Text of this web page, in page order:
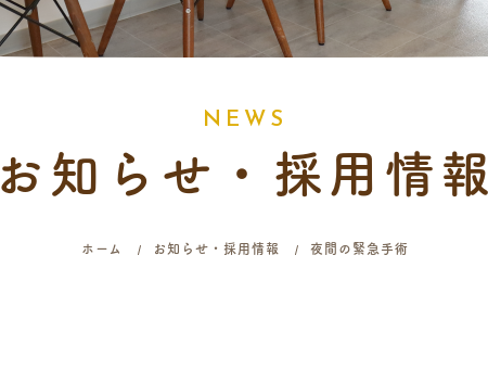
N E W S
お知らせ・採用情
ホーム お知らせ・採用情報 夜間の緊急手術